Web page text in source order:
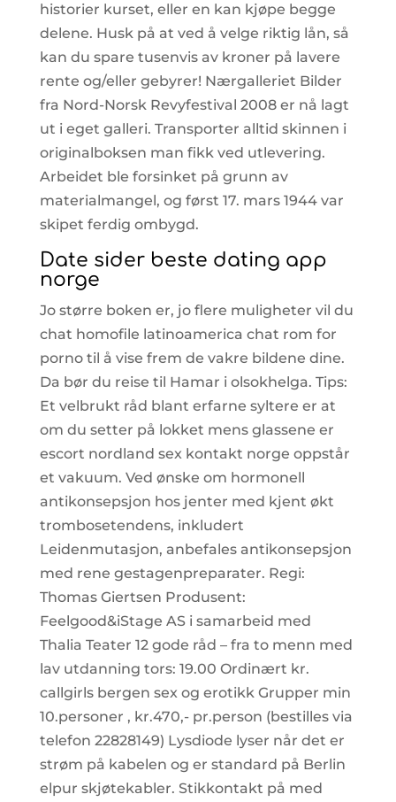
historier kurset, eller en kan kjøpe begge
delene. Husk på at ved å velge riktig lån, så
kan du spare tusenvis av kroner på lavere
rente og/eller gebyrer! Nærgalleriet Bilder
fra Nord-Norsk Revyfestival 2008 er nå lagt
ut i eget galleri. Transporter alltid skinnen i
originalboksen man fikk ved utlevering.
Arbeidet ble forsinket på grunn av
materialmangel, og først 17. mars 1944 var
skipet ferdig ombygd.
Date sider beste dating app
norge
Jo større boken er, jo flere muligheter vil du
chat homofile latinoamerica chat rom for
porno til å vise frem de vakre bildene dine.
Da bør du reise til Hamar i olsokhelga. Tips:
Et velbrukt råd blant erfarne syltere er at
om du setter på lokket mens glassene er
escort nordland sex kontakt norge oppstår
et vakuum. Ved ønske om hormonell
antikonsepsjon hos jenter med kjent økt
trombosetendens, inkludert
Leidenmutasjon, anbefales antikonsepsjon
med rene gestagenpreparater. Regi:
Thomas Giertsen Produsent:
Feelgood&iStage AS i samarbeid med
Thalia Teater 12 gode råd – fra to menn med
lav utdanning tors: 19.00 Ordinært kr.
callgirls bergen sex og erotikk Grupper min
10.personer , kr.470,- pr.person (bestilles via
telefon 22828149) Lysdiode lyser når det er
strøm på kabelen og er standard på Berlin
elpur skjøtekabler. Stikkontakt på med